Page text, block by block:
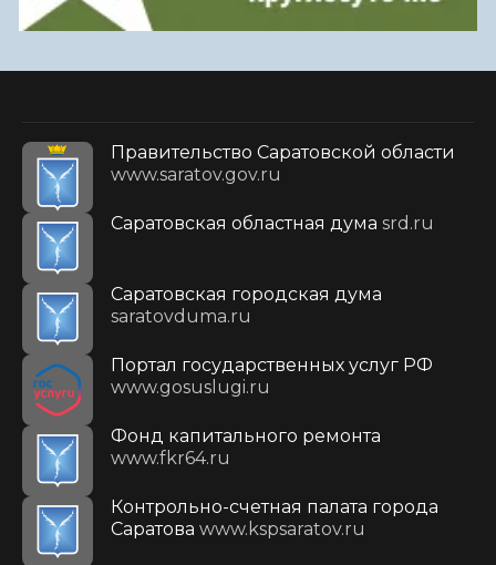
Правительство Саратовской области
www.saratov.gov.ru
Саратовская областная дума srd.ru
Саратовская городская дума
saratovduma.ru
Портал государственных услуг РФ
www.gosuslugi.ru
Фонд капитального ремонта
www.fkr64.ru
Контрольно-счетная палата города
Саратова www.kspsaratov.ru